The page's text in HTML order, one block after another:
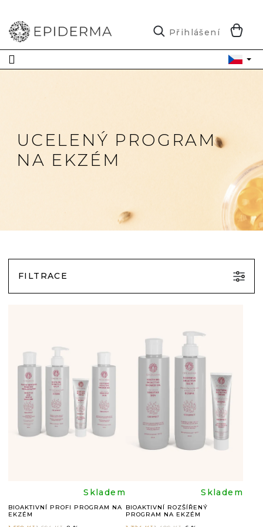
obsah
Přihlášení
UCELENÝ PROGRAM
NA EKZÉM
FILTRACE
R
K
BIOAKTIVNÍ PROFI PROGRAM NA
EKZÉM
Průměrné
Skladem
BIOAKTIVNÍ ROZŠÍŘENÝ
PROGRAM NA EKZÉM
Skladem